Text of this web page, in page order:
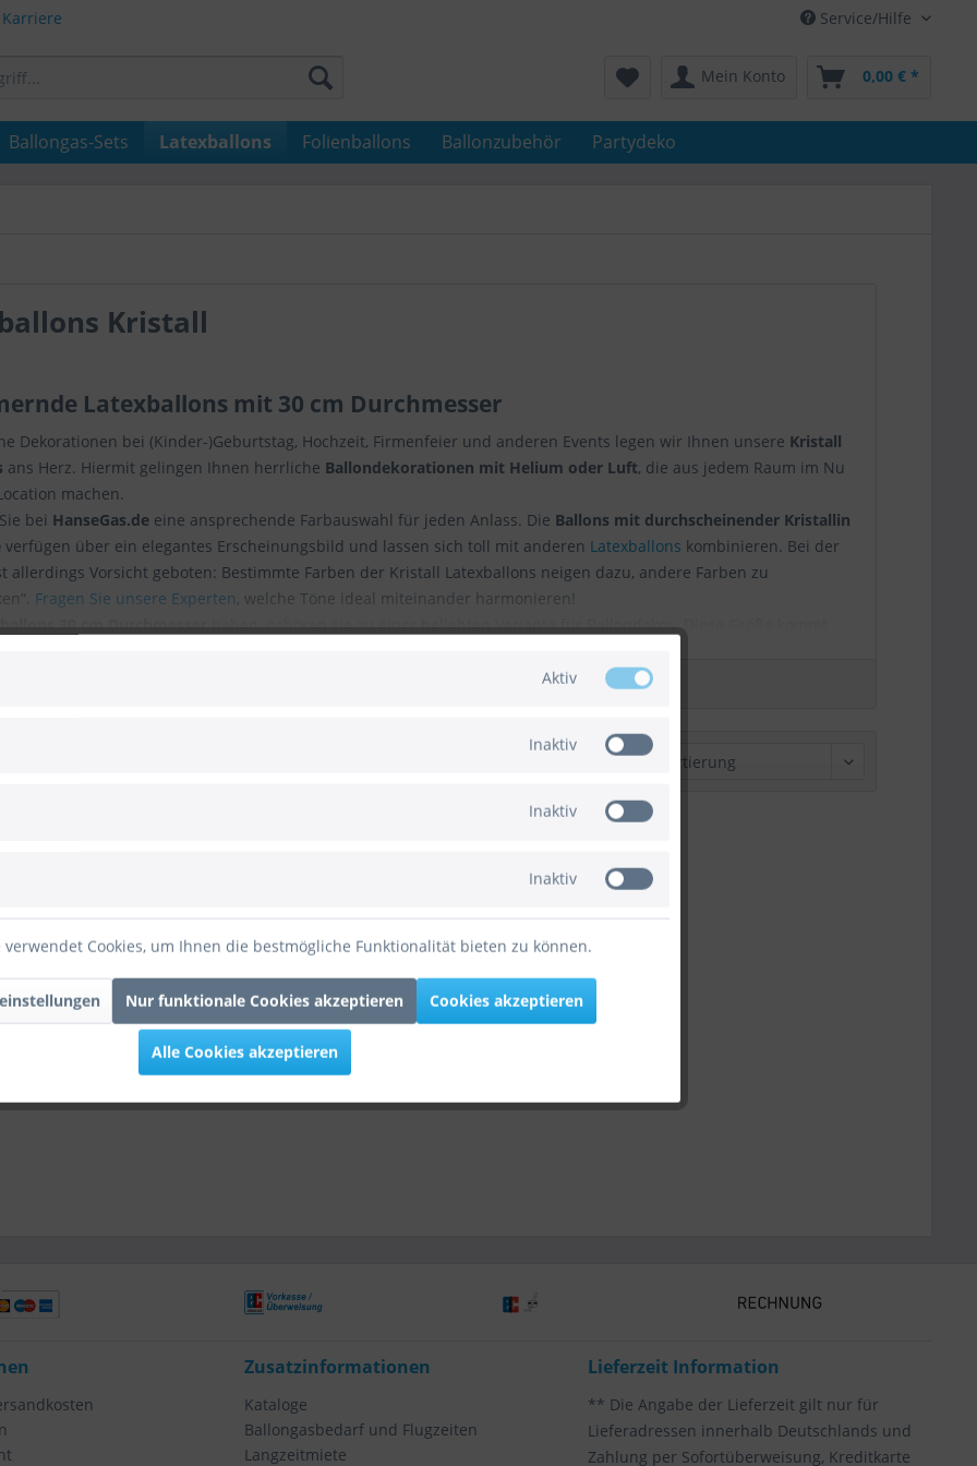
Service/Hilfe
Karriere
Mein Konto 0,00 € *
Ballongas-Sets Latexballons Folienballons Ballonzubehör Partydeko
Kristall
Latexballons mit 30 cm Durchmesser
Dekorationen bei (Kinder-)Geburtstag, Hochzeit, Firmenfeier und anderen Events legen wir Ihnen unsere Kristall
ans Herz. Hiermit gelingen Ihnen herrliche Ballondekorationen mit Helium oder Luft, die aus jedem Raum im Nu
machen.
bei HanseGas.de eine ansprechende Farbauswahl für jeden Anlass. Die Ballons mit durchscheinender Kristallin
verfügen über ein elegantes Erscheinungsbild und lassen sich toll mit anderen Latexballons kombinieren. Bei der
allerdings Vorsicht geboten: Bestimmte Farben der Kristall Latexballons neigen dazu, andere Farben zu
Fragen Sie unsere Experten, welche Töne ideal miteinander harmonieren!
verarbeitet und somit restlos biologisch abbaubar gehören die Luftballons 30 cm
im
Sortierung:
Zusatzinformationen
Kataloge
Ballongasbedarf und Flugzeiten
Langzeitmiete
Lieferzeit Information
** Die Angabe der Lieferzeit gilt nur für
Lieferadressen innerhalb Deutschlands und
Zahlung per Sofortüberweisung, Kreditkarte
Aktiv
Inaktiv
Inaktiv
Inaktiv
verwendet Cookies, um Ihnen die bestmögliche Funktionalität bieten zu können.
Nur funktionale Cookies akzeptieren Cookies akzeptieren
Alle Cookies akzeptieren